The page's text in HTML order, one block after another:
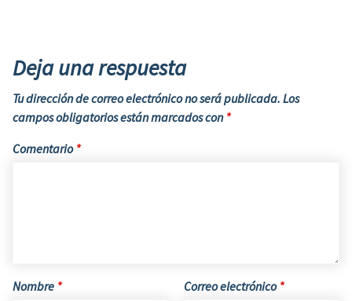
Deja una respuesta
Tu dirección de correo electrónico no será publicada. Los
campos obligatorios están marcados con *
Comentario *
Nombre * Correo electrónico *